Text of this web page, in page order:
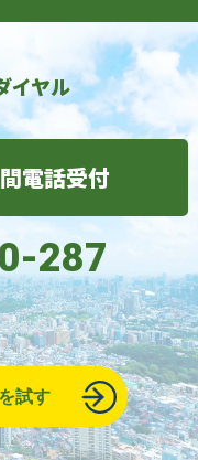
イヤル
電話受付
287
試す